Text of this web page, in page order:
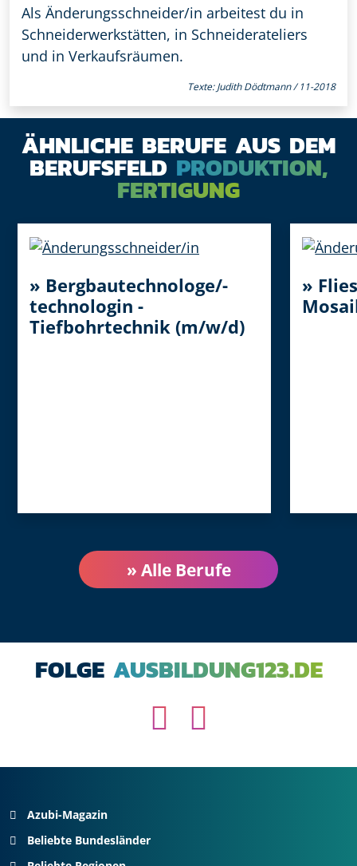
Als Änderungsschneider/in arbeitest du in
Schneiderwerkstätten, in Schneiderateliers
und in Verkaufsräumen.
Texte: Judith Dödtmann / 11-2018
ÄHNLICHE BERUFE AUS DEM
BERUFSFELD PRODUKTION,
FERTIGUNG
» Bergbautechnologe/-
technologin -
Tiefbohrtechnik (m/w/d)
»
» Alle Berufe
FOLGE AUSBILDUNG123.DE
Instagram
Azubi-Magazin
Beliebte Bundesländer